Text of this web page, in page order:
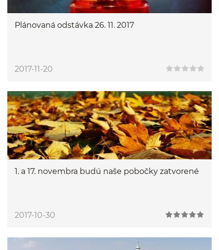
Plánovaná odstávka 26. 11. 2017
2017-11-20
1. a 17. novembra budú naše pobočky zatvorené
2017-10-30